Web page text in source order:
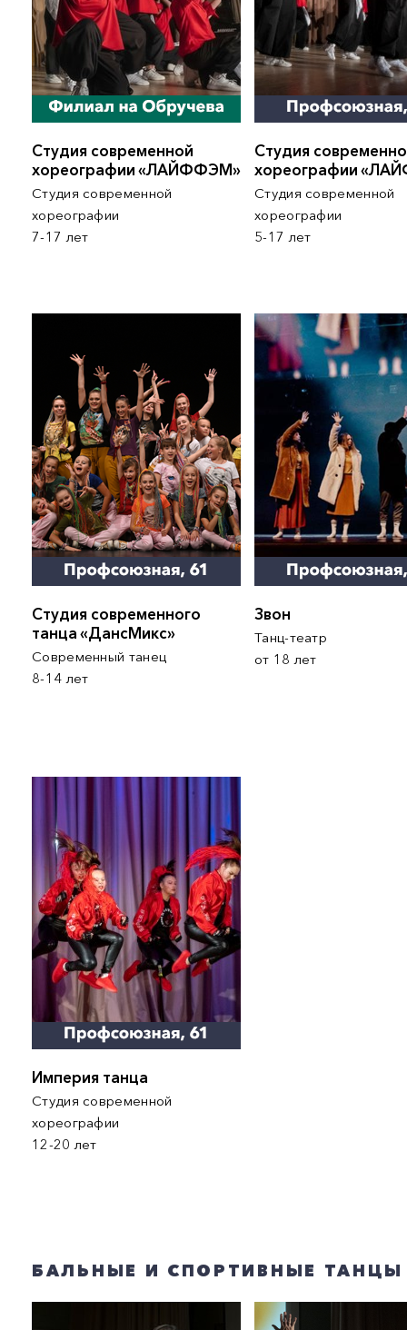
Студия современной
хореографии «ЛАЙФФЭМ»
Студия современной
хореографии
7-17 лет
Студия
хореографии
Студия современной
5-17 лет
Студия современного
танца «ДансМикс»
Современный танец
8-14 лет
Звон
Танц-
от 18 лет
Империя танца
Студия современной
хореографии
12-20 лет
БАЛЬНЫЕ И СПОРТИВНЫЕ ТАНЦЫ